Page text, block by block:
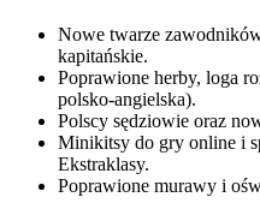
Nowe twarze
kapitańskie.
Poprawione herby, loga
polsko-angielska).
Polscy sędziowie oraz
Minikitsy do gry online i
Ekstraklasy.
Poprawione murawy i